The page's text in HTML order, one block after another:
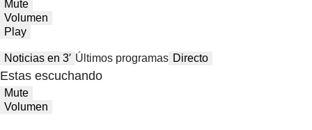
Mute
Volumen
Play
Noticias en 3′ Últimos programas Directo
Estas escuchando
Mute
Volumen